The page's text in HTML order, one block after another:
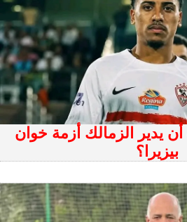
يدير الزمالك أزمة خوان
بيزيرا؟